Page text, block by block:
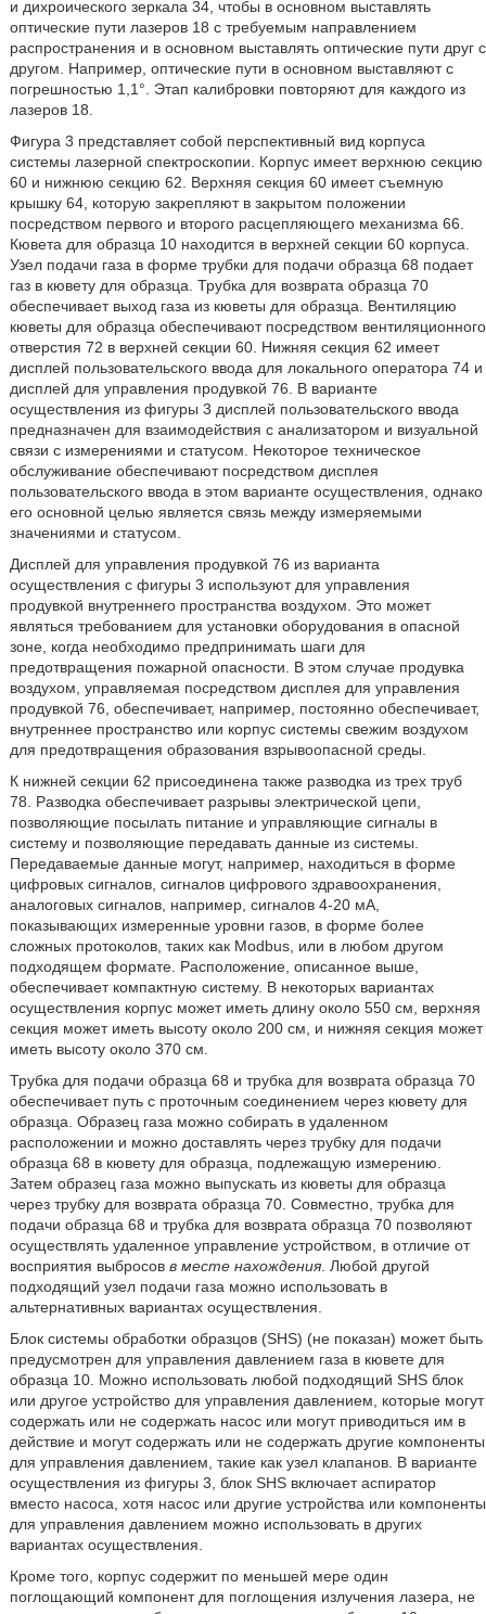
и дихроического зеркала 34, чтобы в основном выставлять
оптические пути лазеров 18 с требуемым направлением
распространения и в основном выставлять оптические пути друг с
другом. Например, оптические пути в основном выставляют с
погрешностью 1,1°. Этап калибровки повторяют для каждого из
лазеров 18.
Фигура 3 представляет собой перспективный вид корпуса
системы лазерной спектроскопии. Корпус имеет верхнюю секцию
60 и нижнюю секцию 62. Верхняя секция 60 имеет съемную
крышку 64, которую закрепляют в закрытом положении
посредством первого и второго расцепляющего механизма 66.
Кювета для образца 10 находится в верхней секции 60 корпуса.
Узел подачи газа в форме трубки для подачи образца 68 подает
газ в кювету для образца. Трубка для возврата образца 70
обеспечивает выход газа из кюветы для образца. Вентиляцию
кюветы для образца обеспечивают посредством вентиляционного
отверстия 72 в верхней секции 60. Нижняя секция 62 имеет
дисплей пользовательского ввода для локального оператора 74 и
дисплей для управления продувкой 76. В варианте
осуществления из фигуры 3 дисплей пользовательского ввода
предназначен для взаимодействия с анализатором и визуальной
связи с измерениями и статусом. Некоторое техническое
обслуживание обеспечивают посредством дисплея
пользовательского ввода в этом варианте осуществления, однако
его основной целью является связь между измеряемыми
значениями и статусом.
Дисплей для управления продувкой 76 из варианта
осуществления с фигуры 3 используют для управления
продувкой внутреннего пространства воздухом. Это может
являться требованием для установки оборудования в опасной
зоне, когда необходимо предпринимать шаги для
предотвращения пожарной опасности. В этом случае продувка
воздухом, управляемая посредством дисплея для управления
продувкой 76, обеспечивает, например, постоянно обеспечивает,
внутреннее пространство или корпус системы свежим воздухом
для предотвращения образования взрывоопасной среды.
К нижней секции 62 присоединена также разводка из трех труб
78. Разводка обеспечивает разрывы электрической цепи,
позволяющие посылать питание и управляющие сигналы в
систему и позволяющие передавать данные из системы.
Передаваемые данные могут, например, находиться в форме
цифровых сигналов, сигналов цифрового здравоохранения,
аналоговых сигналов, например, сигналов 4-20 мА,
показывающих измеренные уровни газов, в форме более
сложных протоколов, таких как Modbus, или в любом другом
подходящем формате. Расположение, описанное выше,
обеспечивает компактную систему. В некоторых вариантах
осуществления корпус может иметь длину около 550 см, верхняя
секция может иметь высоту около 200 см, и нижняя секция может
иметь высоту около 370 см.
Трубка для подачи образца 68 и трубка для возврата образца 70
обеспечивает путь с проточным соединением через кювету для
образца. Образец газа можно собирать в удаленном
расположении и можно доставлять через трубку для подачи
образца 68 в кювету для образца, подлежащую измерению.
Затем образец газа можно выпускать из кюветы для образца
через трубку для возврата образца 70. Совместно, трубка для
подачи образца 68 и трубка для возврата образца 70 позволяют
осуществлять удаленное управление устройством, в отличие от
восприятия выбросов в месте нахождения. Любой другой
подходящий узел подачи газа можно использовать в
альтернативных вариантах осуществления.
Блок системы обработки образцов (SHS) (не показан) может быть
предусмотрен для управления давлением газа в кювете для
образца 10. Можно использовать любой подходящий SHS блок
или другое устройство для управления давлением, которые могут
содержать или не содержать насос или могут приводиться им в
действие и могут содержать или не содержать другие компоненты
для управления давлением, такие как узел клапанов. В варианте
осуществления из фигуры 3, блок SHS включает аспиратор
вместо насоса, хотя насос или другие устройства или компоненты
для управления давлением можно использовать в других
вариантах осуществления.
Кроме того, корпус содержит по меньшей мере один
поглощающий компонент для поглощения излучения лазера, не